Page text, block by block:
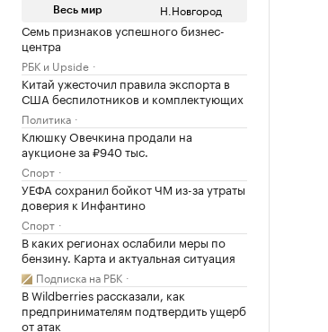
Весь мир Н.Новгород
Семь признаков успешного бизнес-
центра
РБК и Upside
Китай ужесточил правила экспорта в
США беспилотников и комплектующих
Политика
Клюшку Овечкина продали на
аукционе за ₽940 тыс.
Спорт
УЕФА сохранил бойкот ЧМ из-за утраты
доверия к Инфантино
Спорт
В каких регионах ослабили меры по
бензину. Карта и актуальная ситуация
Подписка на РБК
В Wildberries рассказали, как
предпринимателям подтвердить ущерб
от атак